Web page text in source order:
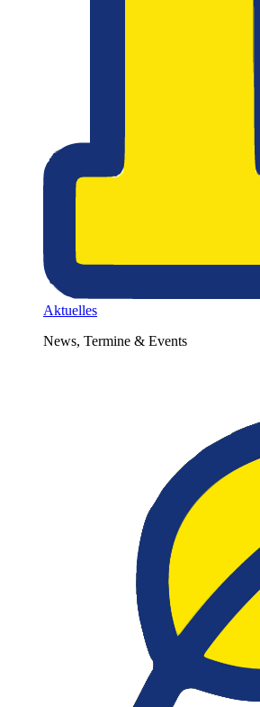
Aktuelles
News, Termine & Events